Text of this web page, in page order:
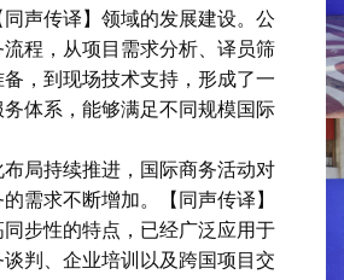
声传译】领域的发展建设。公
程，从项目需求分析、译员筛
，到现场技术支持，形成了一
体系，能够满足不同规模国际
布局持续推进，国际商务活动对
需求不断增加。【同声传译】
步性的特点，已经广泛应用于
判、企业培训以及跨国项目交